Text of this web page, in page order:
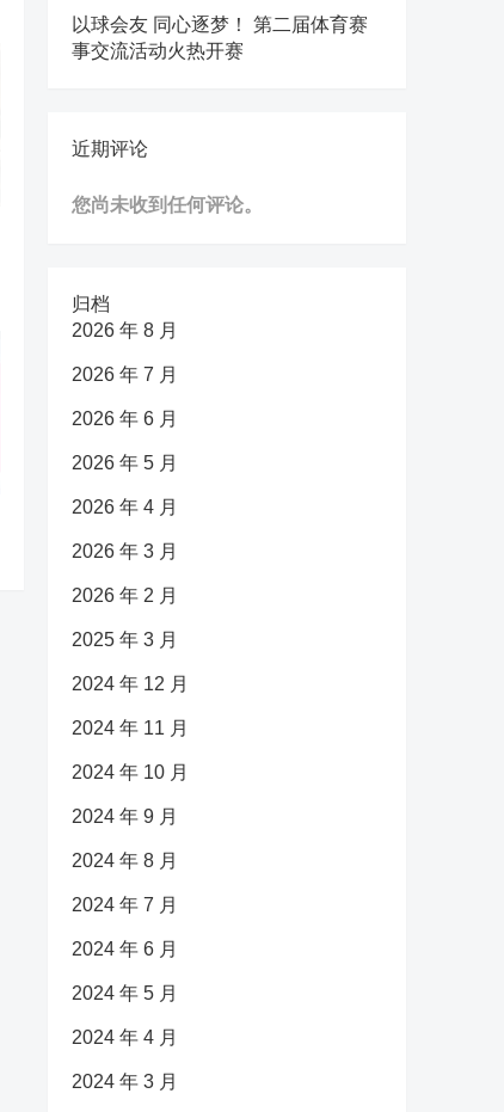
以球会友 同心逐梦！ 第二届体育赛
事交流活动火热开赛
近期评论
您尚未收到任何评论。
归档
2026 年 8 月
2026 年 7 月
2026 年 6 月
2026 年 5 月
2026 年 4 月
2026 年 3 月
2026 年 2 月
2025 年 3 月
2024 年 12 月
2024 年 11 月
2024 年 10 月
2024 年 9 月
2024 年 8 月
2024 年 7 月
2024 年 6 月
2024 年 5 月
2024 年 4 月
2024 年 3 月